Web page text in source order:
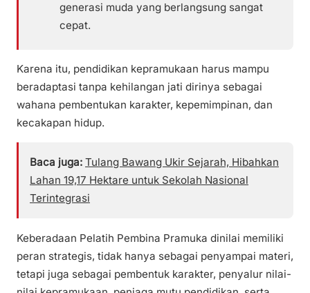
generasi muda yang berlangsung sangat
cepat.
Karena itu, pendidikan kepramukaan harus mampu
beradaptasi tanpa kehilangan jati dirinya sebagai
wahana pembentukan karakter, kepemimpinan, dan
kecakapan hidup.
Baca juga: Tulang Bawang Ukir Sejarah, Hibahkan
Lahan 19,17 Hektare untuk Sekolah Nasional
Terintegrasi
Keberadaan Pelatih Pembina Pramuka dinilai memiliki
peran strategis, tidak hanya sebagai penyampai materi,
tetapi juga sebagai pembentuk karakter, penyalur nilai-